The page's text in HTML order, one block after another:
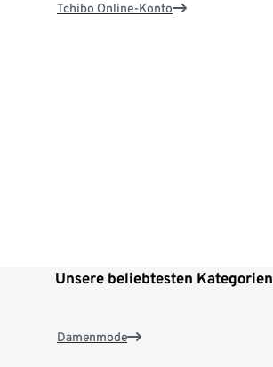
Tchibo Online-Konto
Unsere beliebtesten Kategorien
Damenmode